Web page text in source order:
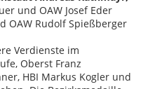
und OAW Josef Eder
OAW Rudolf Spießberger
Verdienste im
Oberst Franz
HBI Markus Kogler und